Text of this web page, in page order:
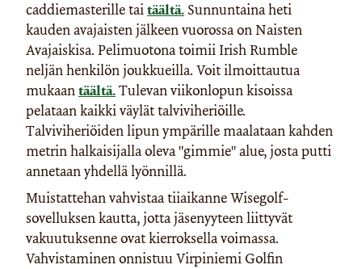
caddiemasterille taitäältä.Sunnuntaina heti
kauden avajaisten jälkeen vuorossa on Naisten
Avajaiskisa. Pelimuotona toimii Irish Rumble
neljän henkilön joukkueilla. Voit ilmoittautua
mukaantäältä.Tulevan viikonlopunkisoissa
pelataan kaikki väylät talviviheriöille.
Talviviheriöiden lipun ympärille maalataan kahden
metrin halkaisijalla oleva "gimmie" alue, josta putti
annetaan yhdellä lyönnillä.
Muistattehan vahvistaa tiiaikanne Wisegolf-
sovelluksen kautta, jotta jäsenyyteen liittyvät
vakuutuksenne ovat kierroksella voimassa.
Vahvistaminen onnistuu Virpiniemi Golfin